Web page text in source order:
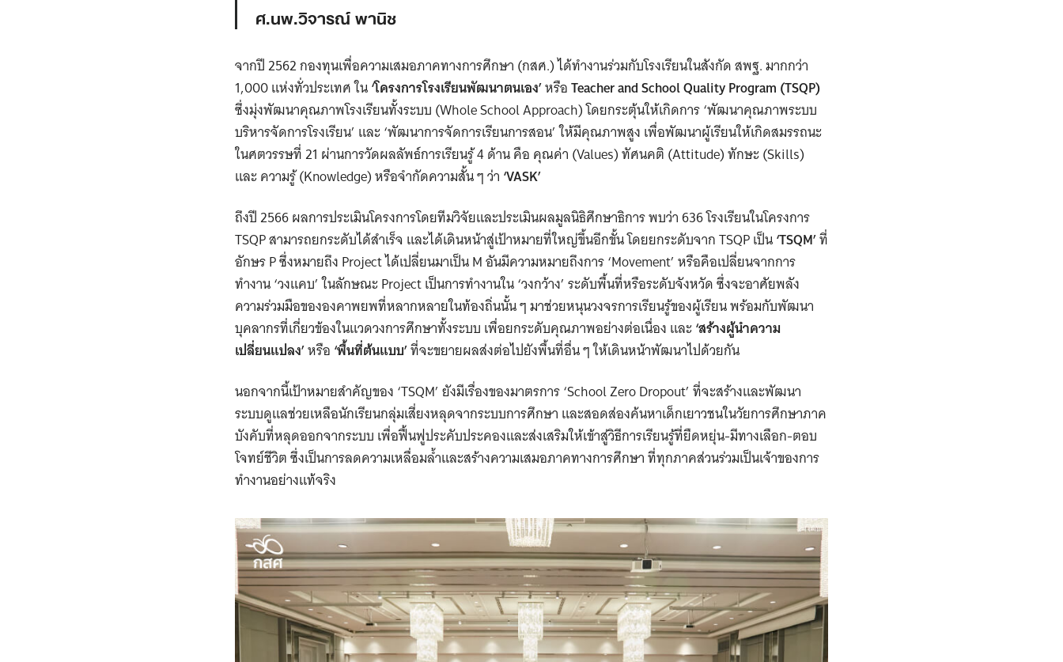
ศ.นพ.วิจารณ์ พานิช
จากปี 2562 กองทุนเพื่อความเสมอภาคทางการศึกษา (กสศ.) ได้ทำงานร่วมกับโรงเรียนในสังกัด สพฐ. มากกว่า
1,000 แห่งทั่วประเทศ ใน‘โครงการโรงเรียนพัฒนาตนเอง’หรือTeacher and School Quality Program (TSQP)
ซึ่งมุ่งพัฒนาคุณภาพโรงเรียนทั้งระบบ (Whole School Approach) โดยกระตุ้นให้เกิดการ ‘พัฒนาคุณภาพระบบ
บริหารจัดการโรงเรียน’ และ ‘พัฒนาการจัดการเรียนการสอน’ ให้มีคุณภาพสูง เพื่อพัฒนาผู้เรียนให้เกิดสมรรถนะ
ในศตวรรษที่ 21 ผ่านการวัดผลลัพธ์การเรียนรู้ 4 ด้าน คือ คุณค่า (Values) ทัศนคติ (Attitude) ทักษะ (Skills)
และ ความรู้ (Knowledge) หรือจำกัดความสั้น ๆ ว่า ‘VASK’
ถึงปี 2566 ผลการประเมินโครงการโดยทีมวิจัยและประเมินผลมูลนิธิศึกษาธิการ พบว่า 636 โรงเรียนในโครงการ
TSQP สามารถยกระดับได้สำเร็จ และได้เดินหน้าสู่เป้าหมายที่ใหญ่ขึ้นอีกขั้น โดยยกระดับจาก TSQP เป็น‘TSQM’ที่
อักษร P ซึ่งหมายถึง Project ได้เปลี่ยนมาเป็น M อันมีความหมายถึงการ ‘Movement’ หรือคือเปลี่ยนจากการ
ทำงาน ‘วงแคบ’ ในลักษณะ Project เป็นการทำงานใน ‘วงกว้าง’ ระดับพื้นที่หรือระดับจังหวัด ซึ่งจะอาศัยพลัง
ความร่วมมือขององคาพยพที่หลากหลายในท้องถิ่นนั้น ๆ มาช่วยหนุนวงจรการเรียนรู้ของผู้เรียน พร้อมกับพัฒนา
บุคลากรที่เกี่ยวข้องในแวดวงการศึกษาทั้งระบบ เพื่อยกระดับคุณภาพอย่างต่อเนื่อง และ‘สร้างผู้นำความ
เปลี่ยนแปลง’หรือ ‘พื้นที่ต้นแบบ’ที่จะขยายผลส่งต่อไปยังพื้นที่อื่น ๆ ให้เดินหน้าพัฒนาไปด้วยกัน
นอกจากนี้เป้าหมายสำคัญของ ‘TSQM’ ยังมีเรื่องของมาตรการ ‘School Zero Dropout’ ที่จะสร้างและพัฒนา
ระบบดูแลช่วยเหลือนักเรียนกลุ่มเสี่ยงหลุดจากระบบการศึกษา และสอดส่องค้นหาเด็กเยาวชนในวัยการศึกษาภาค
บังคับที่หลุดออกจากระบบ เพื่อฟื้นฟูประคับประคองและส่งเสริมให้เข้าสู่วิธีการเรียนรู้ที่ยืดหยุ่น-มีทางเลือก-ตอบ
โจทย์ชีวิต ซึ่งเป็นการลดความเหลื่อมล้ำและสร้างความเสมอภาคทางการศึกษา ที่ทุกภาคส่วนร่วมเป็นเจ้าของการ
ทำงานอย่างแท้จริง